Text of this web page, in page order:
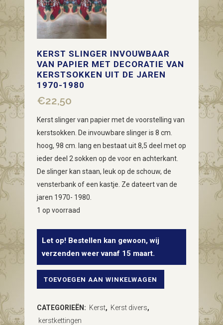
KERST SLINGER INVOUWBAAR
VAN PAPIER MET DECORATIE VAN
KERSTSOKKEN UIT DE JAREN
1970-1980
€22,50
Kerst slinger van papier met de voorstelling van
kerstsokken. De invouwbare slinger is 8 cm.
hoog, 98 cm. lang en bestaat uit 8,5 deel met op
ieder deel 2 sokken op de voor en achterkant.
De slinger kan staan, leuk op de schouw, de
vensterbank of een kastje. Ze dateert van de
jaren 1970- 1980.
1 op voorraad
Let op! Bestellen kan gewoon, wij
verzenden weer vanaf 15 maart.
Kerst
invouwbaar
TOEVOEGEN AAN WINKELWAGEN
CATEGORIEËN: Kerst, Kerst divers,
kerstkettingen